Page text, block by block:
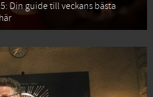
Din guide till veckans bästa